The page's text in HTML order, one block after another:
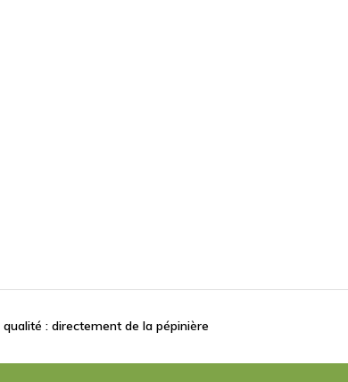
qualité : directement de la pépinière